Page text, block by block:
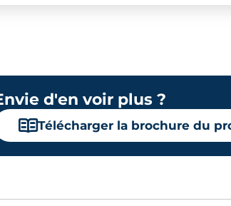
d'en voir plus ?
📖Télécharger la brochure du